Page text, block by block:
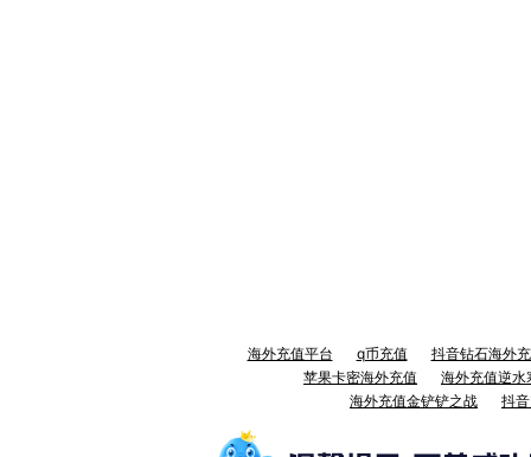
海外充值平台 q币充值
抖音钻石海外
苹果卡密海外充值
海外充值逆水
海外充值金铲铲之战
抖